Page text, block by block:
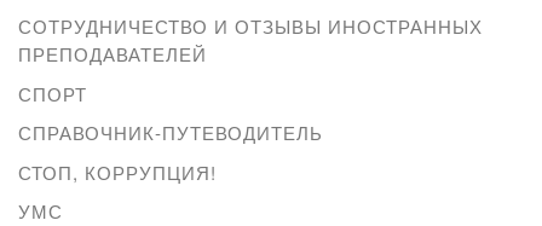
СОТРУДНИЧЕСТВО И ОТЗЫВЫ ИНОСТРАННЫХ
ПРЕПОДАВАТЕЛЕЙ
СПОРТ
СПРАВОЧНИК-ПУТЕВОДИТЕЛЬ
СТОП, КОРРУПЦИЯ!
УМС